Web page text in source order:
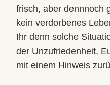
frisch, aber dennnoch
kein verdorbenes
Ihr denn solche
der Unzufriedenheit,
mit einem Hinweis